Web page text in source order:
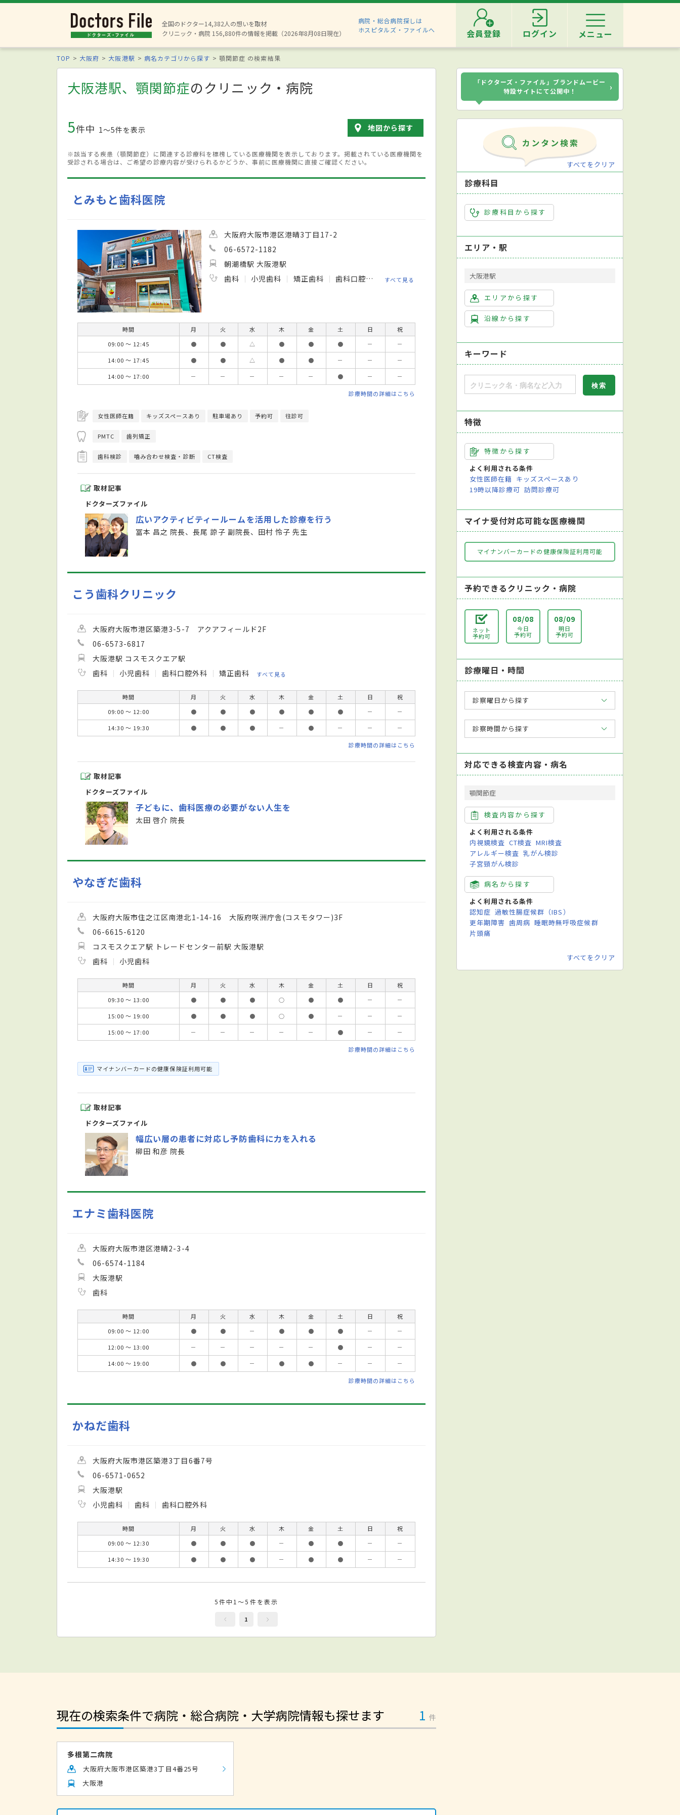
全国のドクター14,382人の想いを取材
クリニック・病院 156,880件の情報を掲載（2026年8月08日現在）
病院・総合病院探しは
ホスピタルズ・ファイルへ
会員登録 ログイン メニュー
TOP 大阪府 大阪港駅 病名カテゴリから探す 顎関節症 の検索結果
大阪港駅、顎関節症のクリニック・病院
5件中 1〜5件を表示 地図から探す
※該当する疾患（顎関節症）に関連する診療科を標榜している医療機関を表示しております。掲載されている医療機関を
受診される場合は、ご希望の診療内容が受けられるかどうか、事前に医療機関に直接ご確認ください。
とみもと歯科医院
大阪府大阪市港区港晴3丁目17-2
06-6572-1182
朝潮橋駅 大阪港駅
歯科
小児歯科 矯正歯科 歯科口腔外科 すべて見る
時間 月 火 水 木 金 土 日
祝
09:00 ～ 12:45
● ● △ ● ● ● －
－
14:00 ～ 17:45
● ● △ ● ● － －
－
14:00 ～ 17:00
－ － － － － ● － －
診療時間の詳細はこちら
女性医師在籍 キッズスペースあり 駐車場あり 予約可 往診可
PMTC 歯列矯正
歯科検診 噛み合わせ検査・診断 CT検査
取材記事
ドクターズファイル
広いアクティビティールームを活用した診療を行う
冨本 昌之 院長、長尾 諒子 副院長、田村 怜子 先生
こう歯科クリニック
大阪府大阪市港区築港3-5-7 アクアフィールド2F
06-6573-6817
大阪港駅 コスモスクエア駅
歯科
小児歯科 歯科口腔外科 矯正歯科 すべて見る
時間 月 火 水 木 金 土 日
祝
09:00 ～ 12:00
● ● ● ● ● ● －
－
14:30 ～ 19:30
● ● ● － ● － － －
診療時間の詳細はこちら
取材記事
ドクターズファイル
子どもに、歯科医療の必要がない人生を
太田 啓介 院長
やなぎだ歯科
大阪府大阪市住之江区南港北1-14-16 大阪府咲洲庁舎(コスモタワー)3F
06-6615-6120
コスモスクエア駅 トレードセンター前駅 大阪港駅
歯科
小児歯科
時間 月 火 水 木 金 土 日
祝
09:30 ～ 13:00
● ● ● ○ ● ● －
－
15:00 ～ 19:00
● ● ● ○ ● － －
－
15:00 ～ 17:00
－ － － － － ● － －
診療時間の詳細はこちら
マイナンバーカードの健康保険証利用可能
取材記事
ドクターズファイル
幅広い層の患者に対応し予防歯科に力を入れる
柳田 和彦 院長
エナミ歯科医院
大阪府大阪市港区港晴2-3-4
06-6574-1184
大阪港駅
歯科
時間 月 火 水 木 金 土 日
祝
09:00 ～ 12:00
● ● － ● ● ● －
－
12:00 ～ 13:00
－ － － － － ● －
－
14:00 ～ 19:00
● ● － ● ● － － －
診療時間の詳細はこちら
かねだ歯科
大阪府大阪市港区築港3丁目6番7号
06-6571-0652
大阪港駅
小児歯科
歯科 歯科口腔外科
時間 月 火 水 木 金 土 日
祝
09:00 ～ 12:30
● ● ● － ● ● －
－
14:30 ～ 19:30
● ● ● － ● ● － －
5件中1～5件を表示
1
「ドクターズ・ファイル」ブランドムービー
特設サイトにて公開中！
›
すべてをクリア
診療科目
診療科目から探す
エリア・駅
大阪港駅
エリアから探す
沿線から探す
キーワード
特徴
特徴から探す
よく利用される条件
女性医師在籍 キッズスペースあり
19時以降診療可 訪問診療可
マイナ受付対応可能な医療機関
マイナンバーカードの健康保険証利用可能
予約できるクリニック・病院
ネット
予約可
08/08
今日
予約可
08/09
明日
予約可
診療曜日・時間
診察曜日から探す
診察時間から探す
対応できる検査内容・病名
顎関節症
検査内容から探す
よく利用される条件
内視鏡検査 CT検査 MRI検査
アレルギー検査 乳がん検診
子宮頸がん検診
病名から探す
よく利用される条件
認知症 過敏性腸症候群（IBS）
更年期障害 歯周病 睡眠時無呼吸症候群
片頭痛
すべてをクリア
現在の検索条件で病院・総合病院・大学病院情報も探せます 1 件
多根第二病院
大阪府大阪市港区築港3丁目4番25号
大阪港